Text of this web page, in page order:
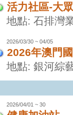
活力社區-大
地點: 石排灣
2026/03/30 ~ 04/05
2026年澳門
地點: 銀河綜
2026/04/01 ~ 30